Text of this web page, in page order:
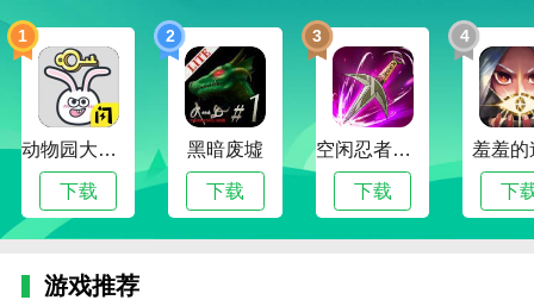
2、丰富的海洋生态系统，玩家可以在自由探索中
发现各种海洋生物，体验不同的捕猎方式；
3、鲸鲨成长系统，玩家可以通过猎杀目标来提升
鲸鲨的体型、力量和技能，成为海洋中的顶级捕食者；
4、多样化的任务系统和挑战模式，玩家可以通过
完成任务解锁新的区域和技能，增加游戏的乐趣。
1、包含多个海洋区域，每个区域有不同的生态环
1
动物园大冒险
下载
2
黑暗废墟
下载
3
空闲忍者传奇
下载
4
羞羞的
下
游戏推荐